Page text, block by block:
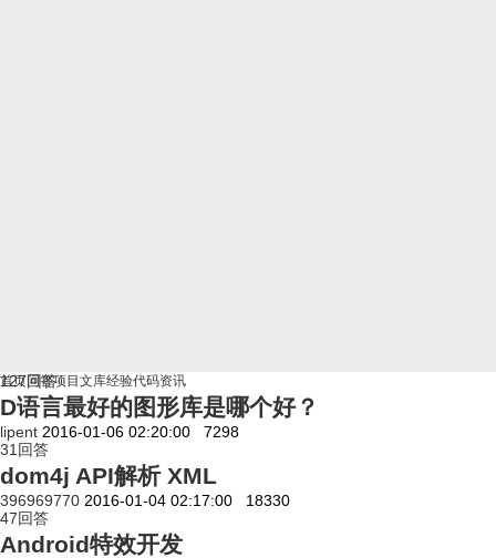
首页问答项目 文库经验代码资讯
127回答
D语言最好的图形库是哪个好？
lipent 2016-01-06 02:20:00
7298
31 回答
dom4j API解析 XML
396969770 2016-01-04 02:17:00
18330
47回答
Android特效开发